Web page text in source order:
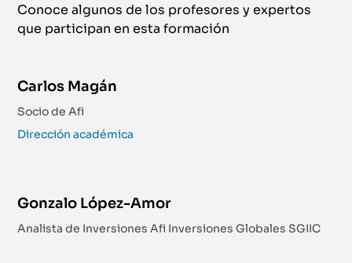
Conoce algunos de los profesores y expertos
que participan en esta formación
Carlos Magán
Socio de Afi
Dirección académica
Gonzalo López-Amor
Analista de Inversiones Afi Inversiones Globales SGIIC